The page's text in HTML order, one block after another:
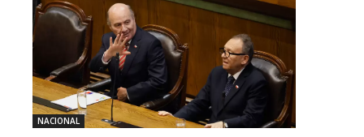
NACIONAL